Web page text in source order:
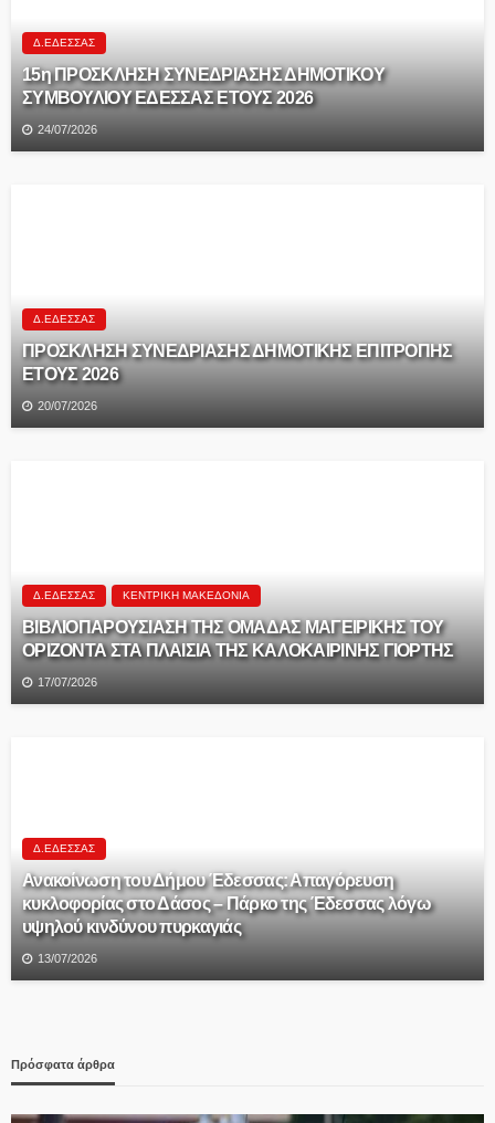
Δ.ΈΔΕΣΣΑΣ
15η ΠΡΟΣΚΛΗΣΗ ΣΥΝΕΔΡΙΑΣΗΣ ΔΗΜΟΤΙΚΟΥ
ΣΥΜΒΟΥΛΙΟΥ ΕΔΕΣΣΑΣ ΕΤΟΥΣ 2026
24/07/2026
Δ.ΈΔΕΣΣΑΣ
ΠΡΟΣΚΛΗΣΗ ΣΥΝΕΔΡΙΑΣΗΣ ΔΗΜΟΤΙΚΗΣ ΕΠΙΤΡΟΠΗΣ
ΕΤΟΥΣ 2026
20/07/2026
Δ.ΈΔΕΣΣΑΣ ΚΕΝΤΡΙΚΉ ΜΑΚΕΔΟΝΊΑ
ΒΙΒΛΙΟΠΑΡΟΥΣΙΑΣΗ ΤΗΣ ΟΜΑΔΑΣ ΜΑΓΕΙΡΙΚΗΣ ΤΟΥ
ΟΡΙΖΟΝΤΑ ΣΤΑ ΠΛΑΙΣΙΑ ΤΗΣ ΚΑΛΟΚΑΙΡΙΝΗΣ ΓΙΟΡΤΗΣ
17/07/2026
Δ.ΈΔΕΣΣΑΣ
Ανακοίνωση του Δήμου Έδεσσας: Απαγόρευση
κυκλοφορίας στο Δάσος – Πάρκο της Έδεσσας λόγω
υψηλού κινδύνου πυρκαγιάς
13/07/2026
Πρόσφατα άρθρα